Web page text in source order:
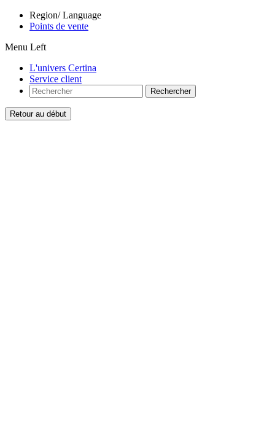
Region/ Language
Points de vente
Menu Left
L'univers Certina
Service client
Rechercher
Retour au début